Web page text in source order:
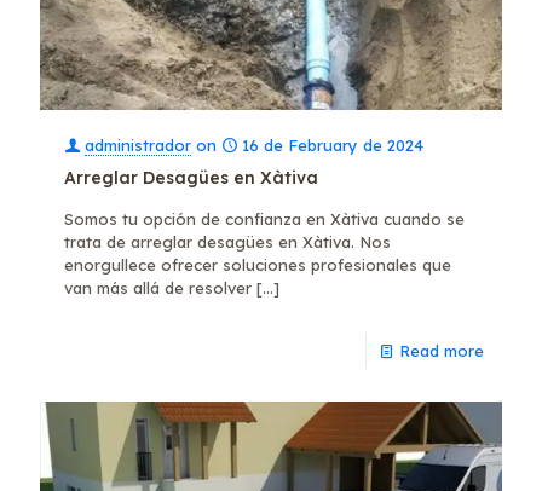
administrador on 16 de February de 2024
Arreglar Desagües en Xàtiva
Somos tu opción de confianza en Xàtiva cuando se
trata de arreglar desagües en Xàtiva. Nos
enorgullece ofrecer soluciones profesionales que
van más allá de resolver […]
Read more